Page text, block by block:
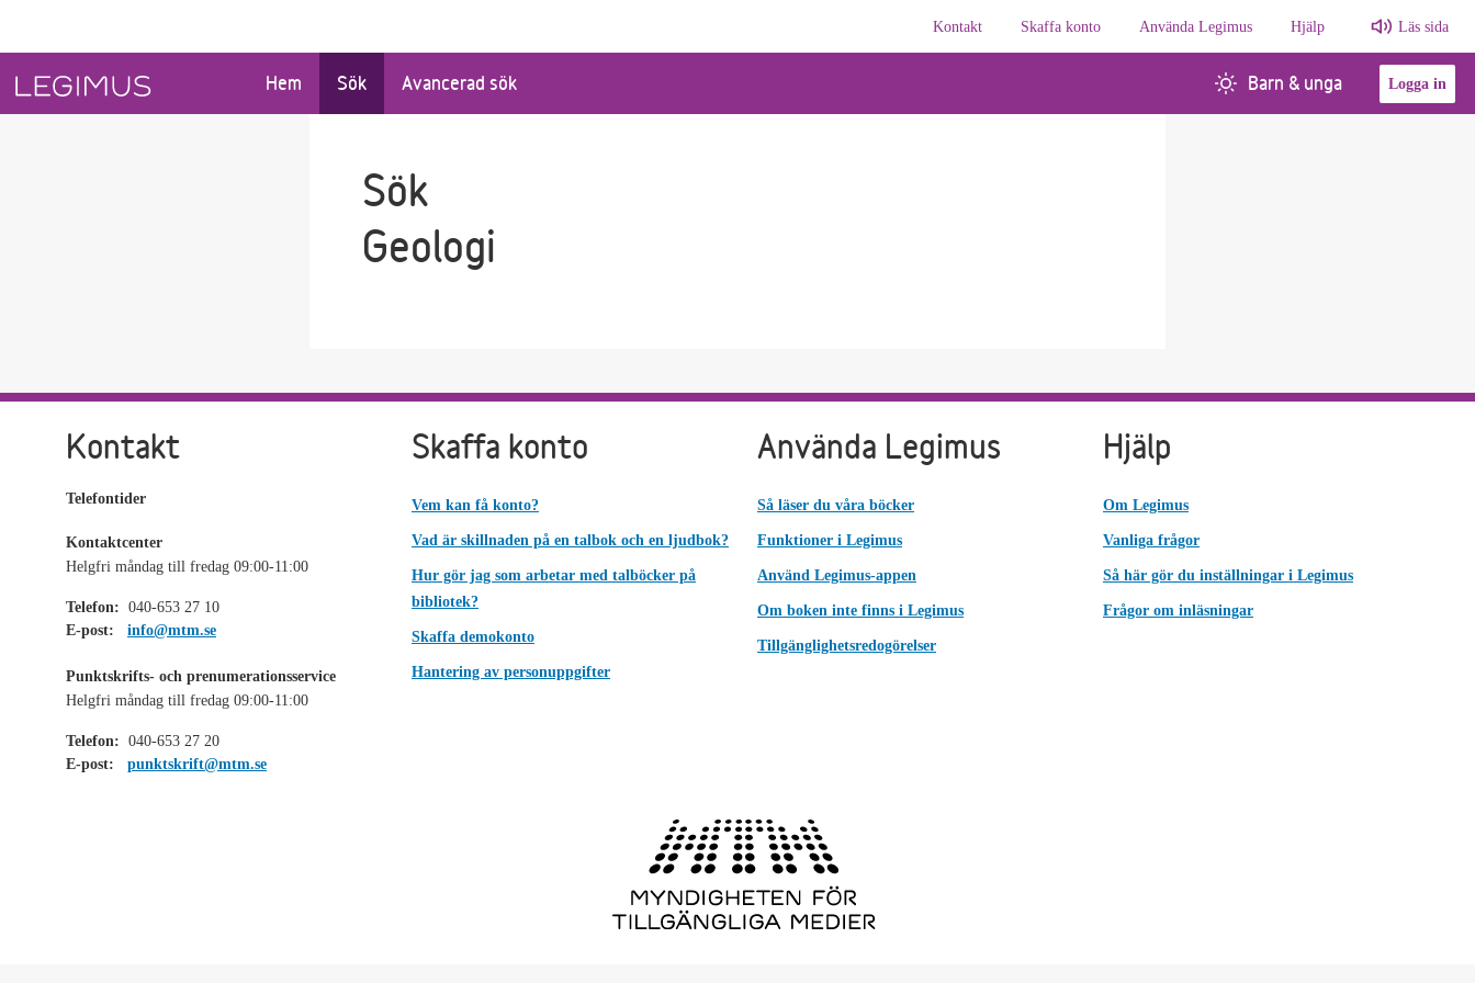
Kontakt
Skaffa konto Använda Legimus Hjälp Läs sida
Hem Sök Avancerad sök Barn & unga Logga in
Sök
Geologi
Kontakt
Telefontider
Kontaktcenter
Helgfri måndag till fredag 09:00-11:00
Telefon: 040-653 27 10
E-post:
info@mtm.se
Punktskrifts- och prenumerationsservice
Helgfri måndag till fredag 09:00-11:00
Telefon: 040-653 27 20
E-post:
punktskrift@mtm.se
Skaffa konto
Vem kan få konto?
Vad är skillnaden på en talbok och en ljudbok?
Hur gör jag som arbetar med talböcker på
bibliotek?
Skaffa demokonto
Hantering av personuppgifter
Använda Legimus
Så läser du våra böcker
Funktioner i Legimus
Använd Legimus-appen
Om boken inte finns i Legimus
Tillgänglighetsredogörelser
Hjälp
Om Legimus
Vanliga frågor
Så här gör du inställningar i Legimus
Frågor om inläsningar